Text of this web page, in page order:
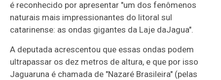
é reconhecido por apresentar "um dos fenômenos
naturais mais impressionantes do litoral sul
catarinense: as ondas gigantes da Laje daJagua".
A deputada acrescentou que essas ondas podem
ultrapassar os dez metros de altura, e que por isso
Jaguaruna é chamada de "Nazaré Brasileira" (pelas